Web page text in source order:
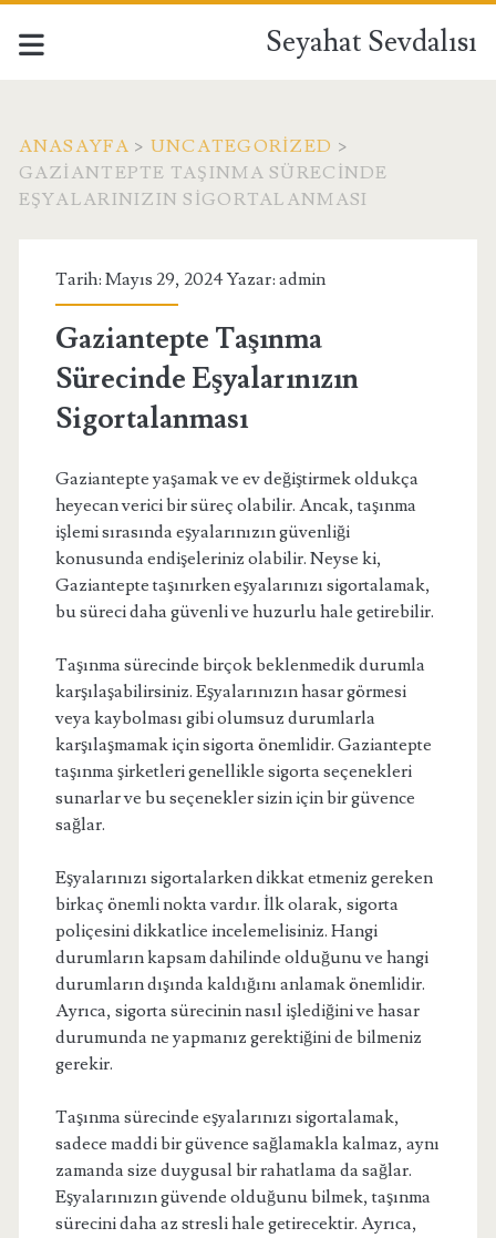
Seyahat Sevdalısı
ANASAYFA > UNCATEGORIZED >
GAZIANTEPTE TAŞINMA SÜRECINDE
EŞYALARINIZIN SIGORTALANMASI
Tarih: Mayıs 29, 2024 Yazar: admin
Gaziantepte Taşınma
Sürecinde Eşyalarınızın
Sigortalanması
Gaziantepte yaşamak ve ev değiştirmek oldukça
heyecan verici bir süreç olabilir. Ancak, taşınma
işlemi sırasında eşyalarınızın güvenliği
konusunda endişeleriniz olabilir. Neyse ki,
Gaziantepte taşınırken eşyalarınızı sigortalamak,
bu süreci daha güvenli ve huzurlu hale getirebilir.
Taşınma sürecinde birçok beklenmedik durumla
karşılaşabilirsiniz. Eşyalarınızın hasar görmesi
veya kaybolması gibi olumsuz durumlarla
karşılaşmamak için sigorta önemlidir. Gaziantepte
taşınma şirketleri genellikle sigorta seçenekleri
sunarlar ve bu seçenekler sizin için bir güvence
sağlar.
Eşyalarınızı sigortalarken dikkat etmeniz gereken
birkaç önemli nokta vardır. İlk olarak, sigorta
poliçesini dikkatlice incelemelisiniz. Hangi
durumların kapsam dahilinde olduğunu ve hangi
durumların dışında kaldığını anlamak önemlidir.
Ayrıca, sigorta sürecinin nasıl işlediğini ve hasar
durumunda ne yapmanız gerektiğini de bilmeniz
gerekir.
Taşınma sürecinde eşyalarınızı sigortalamak,
sadece maddi bir güvence sağlamakla kalmaz, aynı
zamanda size duygusal bir rahatlama da sağlar.
Eşyalarınızın güvende olduğunu bilmek, taşınma
sürecini daha az stresli hale getirecektir. Ayrıca,